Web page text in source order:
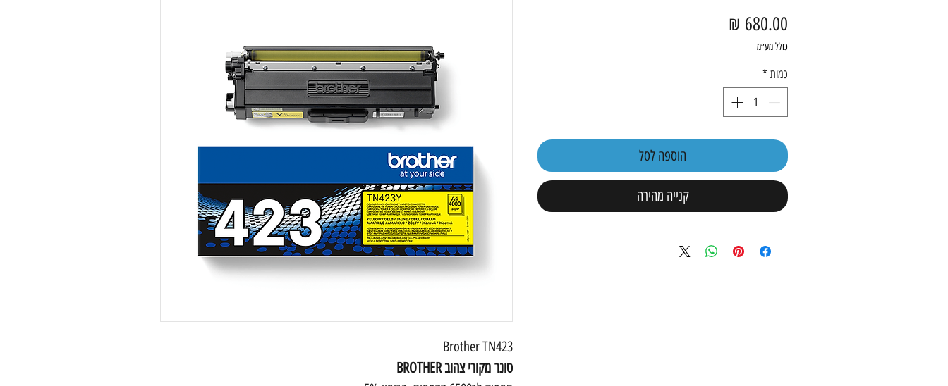
Brother TN423
טונר מקורי צהוב BROTHER
כולל מע״מ
כמות *
הוספה לסל
קנייה מהירה